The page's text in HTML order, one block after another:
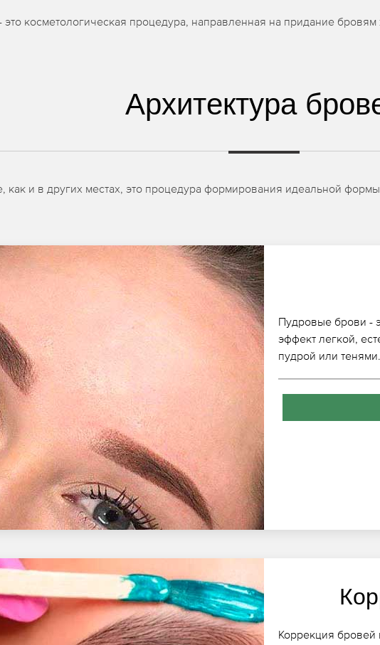
косметологическая процедура, направленная на придание
Архитектура
как и в других местах, это процедура формирования идеальной
Пудровые брови -
эффект легкой,
пудрой или тенями.
Коррекция бровей